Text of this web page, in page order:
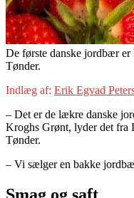
De første danske jordbær
Tønder.
Indlæg af: Erik Egvad
– Det er de lækre danske
Kroghs Grønt, lyder det fra
Tønder.
– Vi sælger en bakke
Smag og saft